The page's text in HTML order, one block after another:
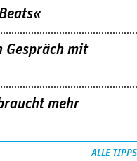
Gespräch mit
mehr
ALLE TIPPS